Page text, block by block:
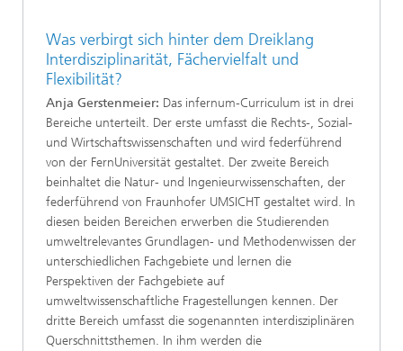
Was verbirgt sich hinter dem Dreiklang
Interdisziplinarität, Fächervielfalt und
Flexibilität?
Anja Gerstenmeier: Das infernum-Curriculum ist in drei
Bereiche unterteilt. Der erste umfasst die Rechts-, Sozial-
und Wirtschaftswissenschaften und wird federführend
von der FernUniversität gestaltet. Der zweite Bereich
beinhaltet die Natur- und Ingenieurwissenschaften, der
federführend von Fraunhofer UMSICHT gestaltet wird. In
diesen beiden Bereichen erwerben die Studierenden
umweltrelevantes Grundlagen- und Methodenwissen der
unterschiedlichen Fachgebiete und lernen die
Perspektiven der Fachgebiete auf
umweltwissenschaftliche Fragestellungen kennen. Der
dritte Bereich umfasst die sogenannten interdisziplinären
Querschnittsthemen. In ihm werden die